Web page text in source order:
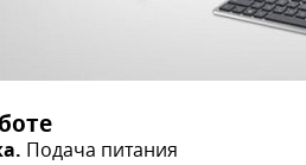
Подача питания